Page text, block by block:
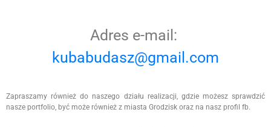
Adres e-mail:
kubabudasz@gmail.com
Zapraszamy również do naszego działu realizacji, gdzie możesz sprawdzić
nasze portfolio, być może również z miasta Grodzisk oraz na nasz profil fb.